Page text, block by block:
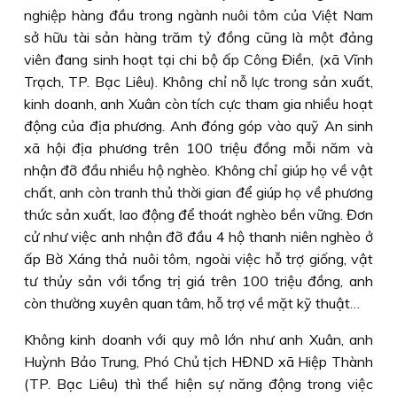
nghiệp hàng đầu trong ngành nuôi tôm của Việt Nam
sở hữu tài sản hàng trăm tỷ đồng cũng là một đảng
viên đang sinh hoạt tại chi bộ ấp Công Điền, (xã Vĩnh
Trạch, TP. Bạc Liêu). Không chỉ nỗ lực trong sản xuất,
kinh doanh, anh Xuân còn tích cực tham gia nhiều hoạt
động của địa phương. Anh đóng góp vào quỹ An sinh
xã hội địa phương trên 100 triệu đồng mỗi năm và
nhận đỡ đầu nhiều hộ nghèo. Không chỉ giúp họ về vật
chất, anh còn tranh thủ thời gian để giúp họ về phương
thức sản xuất, lao động để thoát nghèo bền vững. Đơn
cử như việc anh nhận đỡ đầu 4 hộ thanh niên nghèo ở
ấp Bờ Xáng thả nuôi tôm, ngoài việc hỗ trợ giống, vật
tư thủy sản với tổng trị giá trên 100 triệu đồng, anh
còn thường xuyên quan tâm, hỗ trợ về mặt kỹ thuật…
Không kinh doanh với quy mô lớn như anh Xuân, anh
Huỳnh Bảo Trung, Phó Chủ tịch HĐND xã Hiệp Thành
(TP. Bạc Liêu) thì thể hiện sự năng động trong việc